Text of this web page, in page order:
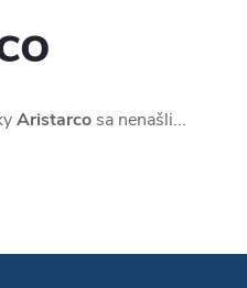
Aristarco sa nenašli...